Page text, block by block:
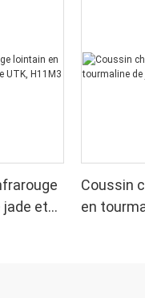
jade et
Coussin
en